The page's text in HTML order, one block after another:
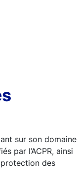
sur son domaine
par l’ACPR, ainsi
des